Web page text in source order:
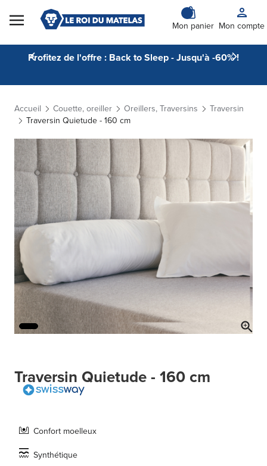
Skip to Content
Mon panier Mon compte
Profitez de l'offre : Back to Sleep - Jusqu'à -60% !
Accueil Couette, oreiller Oreillers, Traversins
Traversin
Traversin Quietude - 160 cm
Traversin Quietude - 160 cm
Confort moelleux
Synthétique